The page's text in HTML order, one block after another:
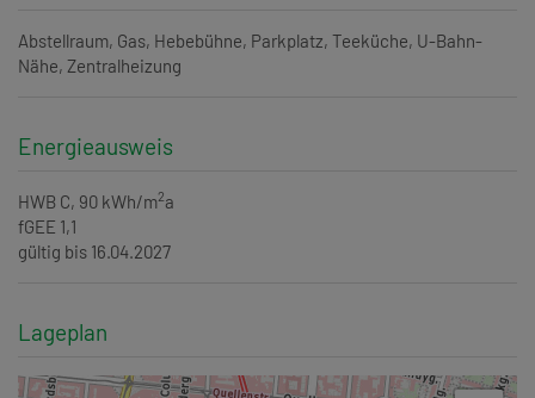
Abstellraum Gas Hebebühne Parkplatz Teeküche U-Bahn-
Nähe Zentralheizung
Energieausweis
HWB C, 90 kWh/m2a
fGEE 1,1
gültig bis 16.04.2027
Lageplan